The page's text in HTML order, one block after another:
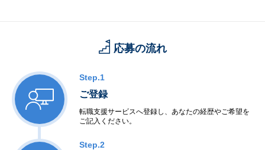
応募の流れ
Step.1
ご登録
転職支援サービスへ登録し、あなたの経歴やご希望を
ご記入ください。
Step.2